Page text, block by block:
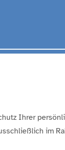
Ihrer
im